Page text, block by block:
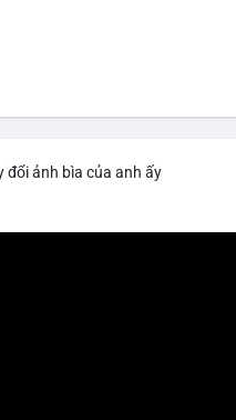
ảnh bìa của anh ấy